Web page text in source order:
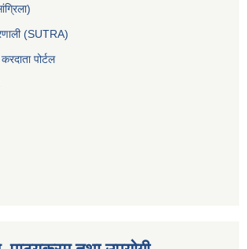
(SUTRA)
पोर्टल